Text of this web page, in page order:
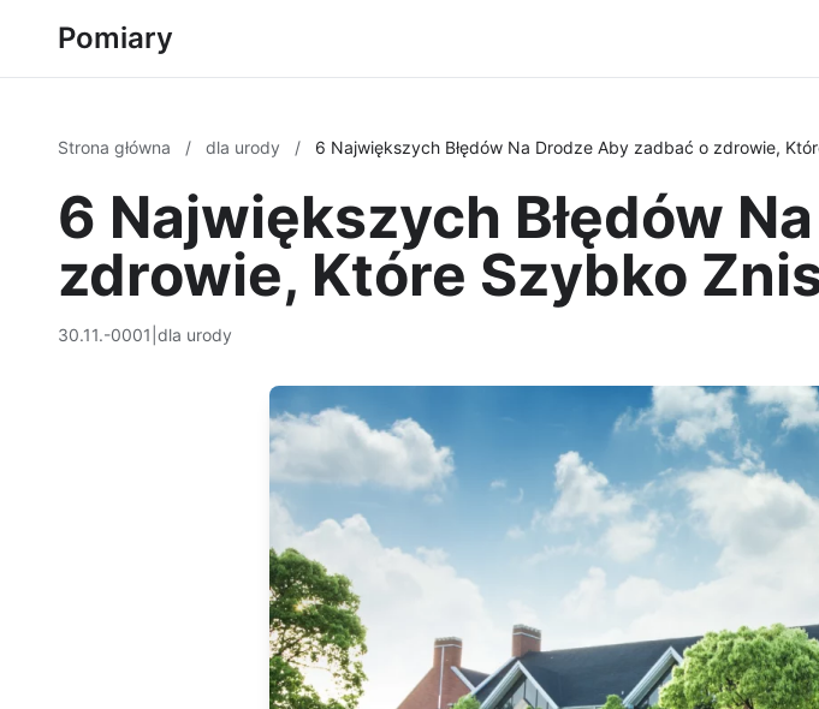
Pomiary
Strona główna / dla urody / 6 Największych Błędów Na Drodze Aby zadbać o zdrowie,
6 Największych Błędów
zdrowie, Które Szybko
30.11.-0001 dla urody